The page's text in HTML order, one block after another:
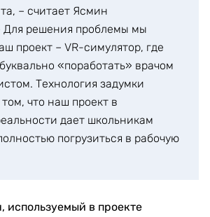
– считает Ясмин
Для решения проблемы мы
проект – VR-симулятор, где
«поработать» врачом
Технология задумки
что наш проект в
дает школьникам
погрузиться в рабочую
используемый в проекте